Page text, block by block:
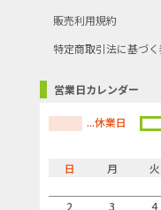
販売利用規約
特定商取引法に基づ
営業日カレンダー
...休業日
日
月 火
2
3 4